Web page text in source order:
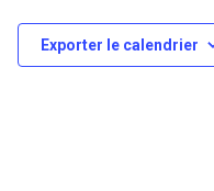
Exporter le calendrier